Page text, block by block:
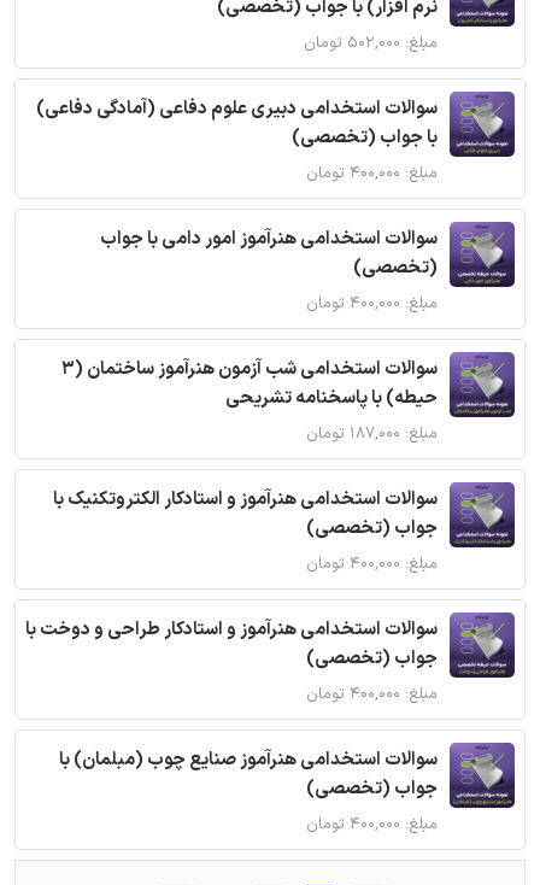
نرم افزار) با جواب (تخصصی)
مبلغ: ۵۰۲,۰۰۰ تومان
سوالات استخدامی دبیری علوم دفاعی (آمادگی دفاعی)
با جواب (تخصصی)
مبلغ: ۴۰۰,۰۰۰ تومان
سوالات استخدامی هنرآموز امور دامی با جواب
(تخصصی)
مبلغ: ۴۰۰,۰۰۰ تومان
سوالات استخدامی شب آزمون هنرآموز ساختمان (3
حیطه) با پاسخنامه تشریحی
مبلغ: ۱۸۷,۰۰۰ تومان
سوالات استخدامی هنرآموز و استادکار الکتروتکنیک با
جواب (تخصصی)
مبلغ: ۴۰۰,۰۰۰ تومان
سوالات استخدامی هنرآموز و استادکار طراحی و دوخت با
جواب (تخصصی)
مبلغ: ۴۰۰,۰۰۰ تومان
سوالات استخدامی هنرآموز صنایع چوب (مبلمان) با
جواب (تخصصی)
مبلغ: ۴۰۰,۰۰۰ تومان